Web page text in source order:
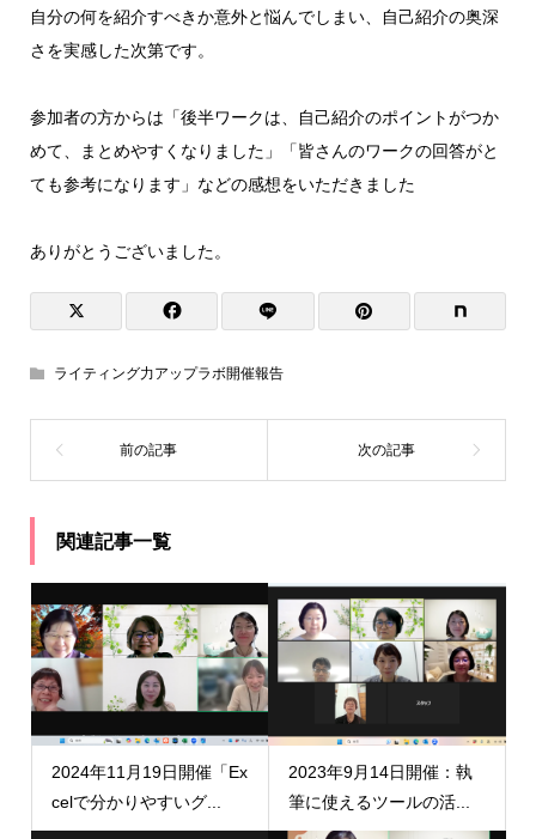
自分の何を紹介すべきか意外と悩んでしまい、自己紹介の奥深
さを実感した次第です。
参加者の方からは「後半ワークは、自己紹介のポイントがつか
めて、まとめやすくなりました」「皆さんのワークの回答がと
ても参考になります」などの感想をいただきました
ありがとうございました。
ライティング力アップラボ開催報告
関連記事一覧
2024年11月19日開催「Ex
celで分かりやすいグ...
2023年9月14日開催：執
筆に使えるツールの活...